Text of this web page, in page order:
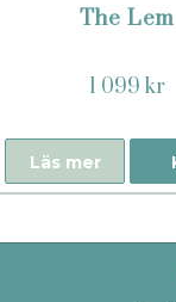
The Lem
1 099 kr
Läs mer